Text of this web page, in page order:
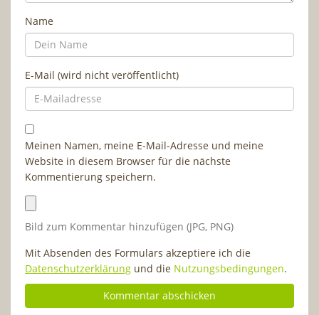
Name
E-Mail (wird nicht veröffentlicht)
Meinen Namen, meine E-Mail-Adresse und meine
Website in diesem Browser für die nächste
Kommentierung speichern.
Bild zum Kommentar hinzufügen (JPG, PNG)
Mit Absenden des Formulars akzeptiere ich die
Datenschutzerklärung und die Nutzungsbedingungen.